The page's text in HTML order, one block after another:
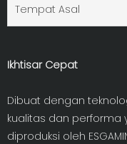
Tempat Asal
Ikhtisar Cepat
Dibuat dengan
kualitas dan performa
diproduksi oleh